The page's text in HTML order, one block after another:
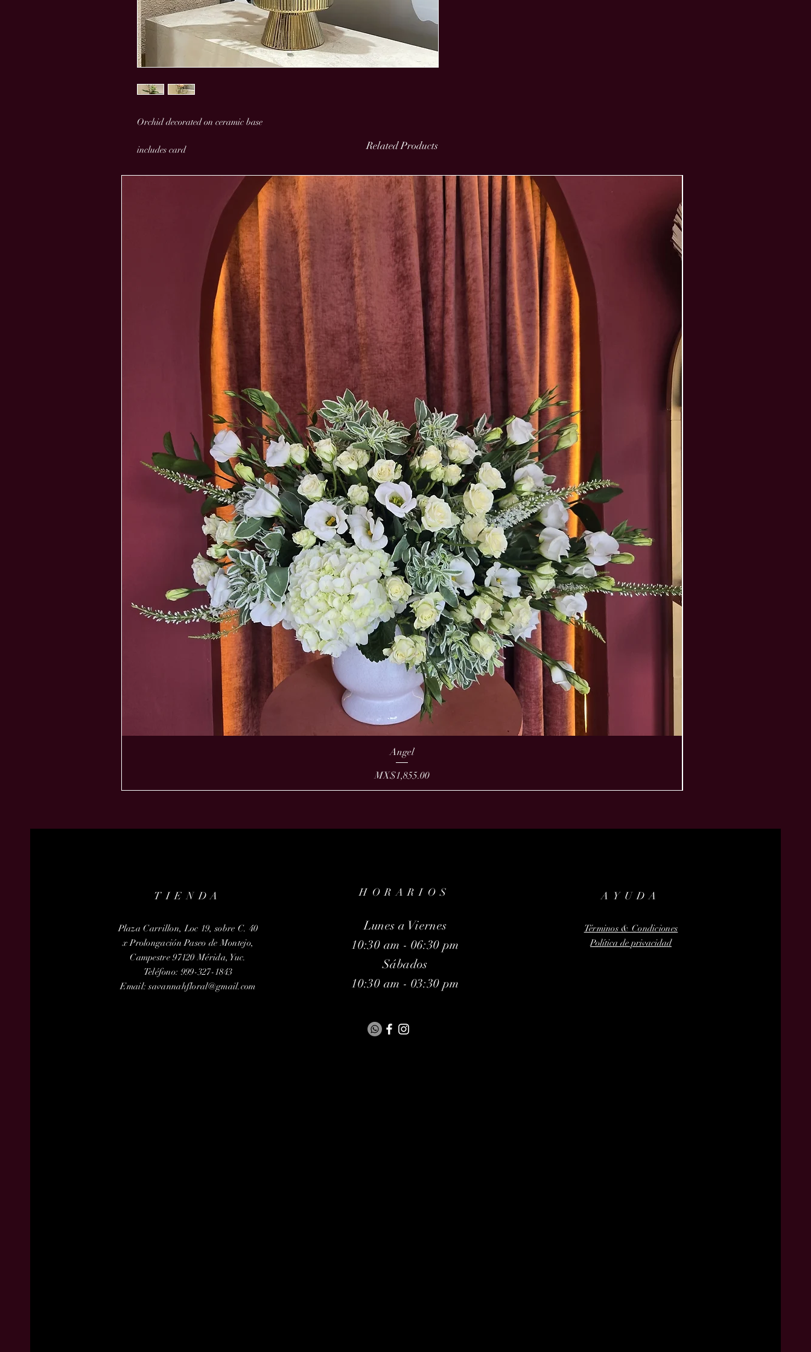
Orchid decorated on ceramic base
includes card Related Products
Angel
Price
MX$1,855.00
TIENDA
Plaza Carrillon, Loc 19, sobre C. 40
x Prolongación Paseo de Montejo,
Campestre 97120 Mérida, Yuc.
Teléfono: 999-327-1843
Email:savannahfloral@gmail.com
HORARIOS
Lunes a Viernes
10:30 am - 06:30 pm
Sábados
10:30 am - 03:30 pm
AYUDA
Términos & Condiciones
Política de privacidad